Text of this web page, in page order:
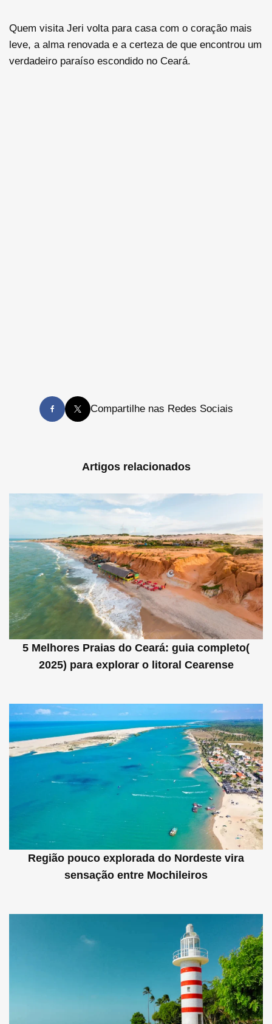
Quem visita Jeri volta para casa com o coração mais
leve, a alma renovada e a certeza de que encontrou um
verdadeiro paraíso escondido no Ceará.
Compartilhe nas Redes Sociais
Artigos relacionados
5 Melhores Praias do Ceará: guia completo(
2025) para explorar o litoral Cearense
Região pouco explorada do Nordeste vira
sensação entre Mochileiros